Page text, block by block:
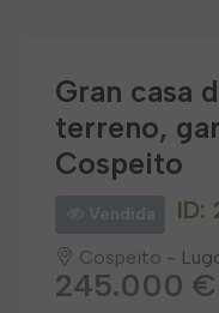
Gran casa
terreno,
Cospeito
ID:
Cospeito -
245.000 €